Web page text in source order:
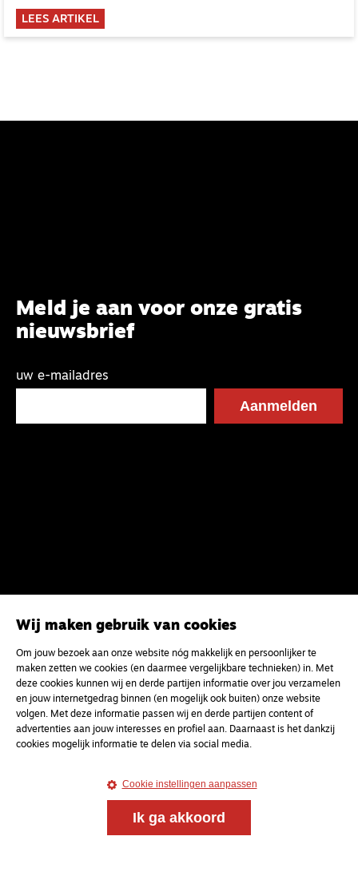
levensweg.
LEES ARTIKEL
Meld je aan voor onze gratis
nieuwsbrief
uw e-mailadres
MagazineOnderweg
Onderweg is een platform voor ontmoeting, vorming
en gesprek voor christenen onderweg, in het bijzonder
voor de Nederlandse Gereformeerde Kerken.
Kvk-nummer 33277063
NL46 INGB 0117 5827 86
info@onderwegonline.nl
Wij maken gebruik van cookies
Om jouw bezoek aan onze website nóg makkelijk en persoonlijker te
maken zetten we cookies (en daarmee vergelijkbare technieken) in. Met
deze cookies kunnen wij en derde partijen informatie over jou verzamelen
en jouw internetgedrag binnen (en mogelijk ook buiten) onze website
volgen. Met deze informatie passen wij en derde partijen content of
advertenties aan jouw interesses en profiel aan. Daarnaast is het dankzij
cookies mogelijk informatie te delen via social media.
Cookie instellingen aanpassen
Ik ga akkoord